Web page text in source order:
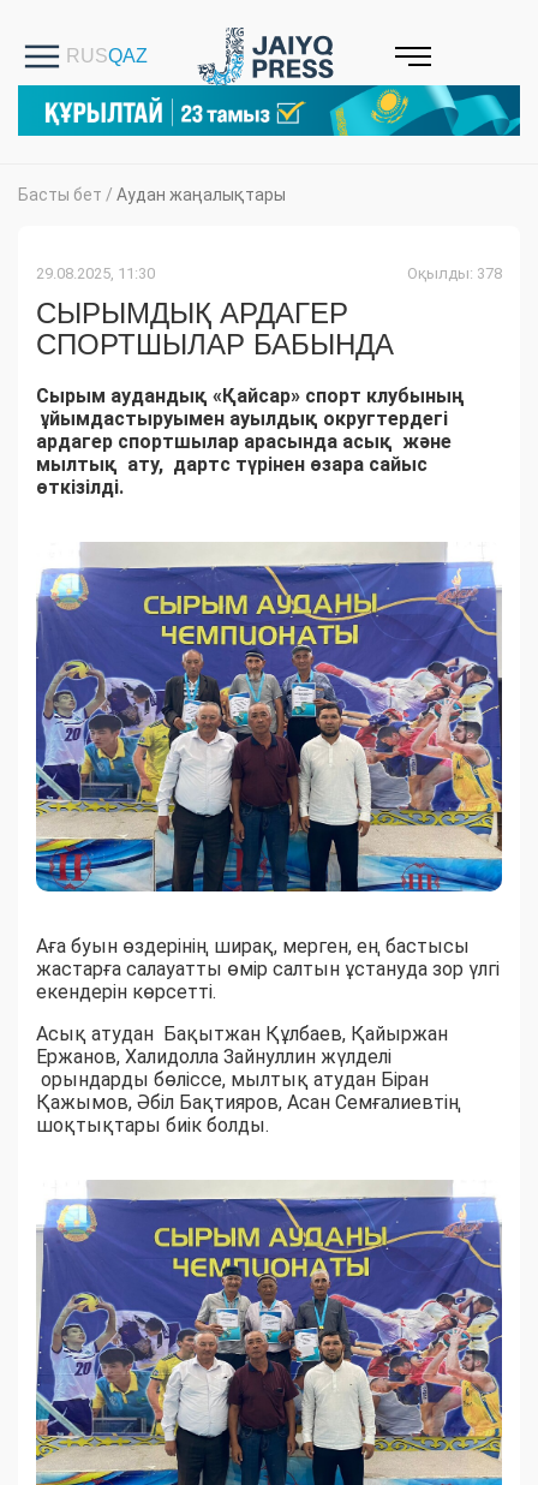
Басты бет / Аудан жаңалықтары
29.08.2025, 11:30 Оқылды: 378
СЫРЫМДЫҚ АРДАГЕР
СПОРТШЫЛАР БАБЫНДА
Сырым аудандық «Қайсар» спорт клубының
ұйымдастыруымен ауылдық округтердегі
ардагер спортшылар арасында асық және
мылтық ату, дартс түрінен өзара сайыс
өткізілді.
Аға буын өздерінің ширақ, мерген, ең бастысы
жастарға салауатты өмір салтын ұстануда зор үлгі
екендерін көрсетті.
Асық атудан Бақытжан Құлбаев, Қайыржан
Ержанов, Халидолла Зайнуллин жүлделі
орындарды бөліссе, мылтық атудан Біран
Қажымов, Әбіл Бақтияров, Асан Семғалиевтің
шоқтықтары биік болды.